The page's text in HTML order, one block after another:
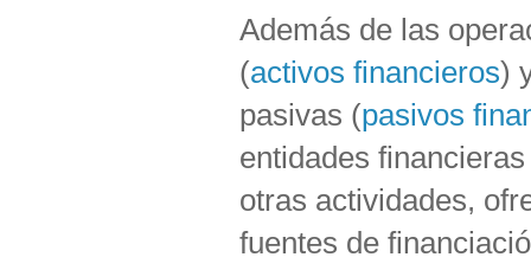
Además de las
(activos financieros)
pasivas (pasivos
entidades
otras actividades,
fuentes de